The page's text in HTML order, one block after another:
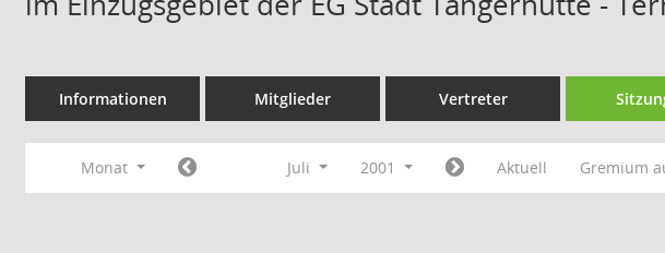
Informationen Mitglieder Vertreter
Monat Juli 2001 Aktuell Gremium